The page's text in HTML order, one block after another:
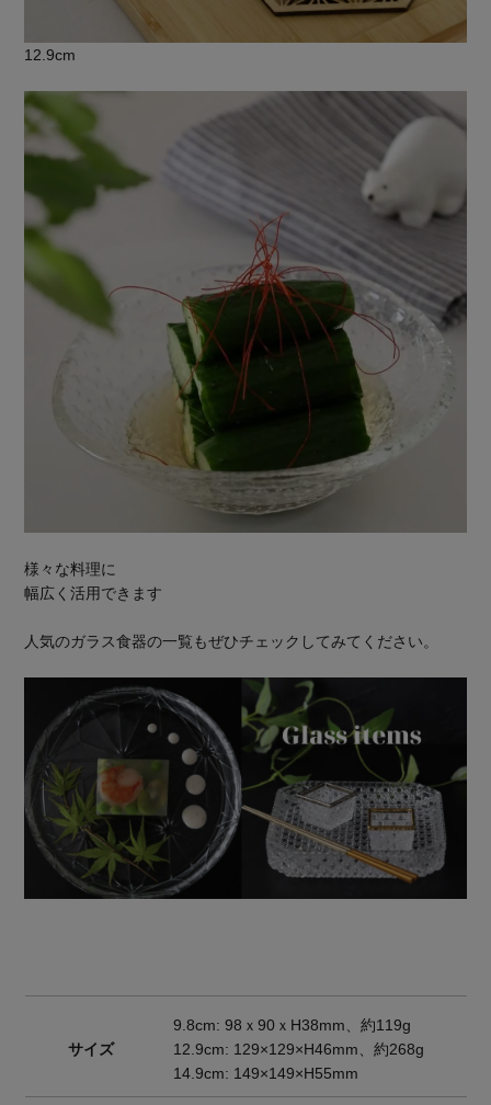
12.9cm
様々な料理に
幅広く活用できます
人気のガラス食器の一覧もぜひチェックしてみてください。
サイズ
9.8cm: 98ｘ90ｘH38mm、約119g
12.9cm: 129×129×H46mm、約268g
14.9cm: 149×149×H55mm